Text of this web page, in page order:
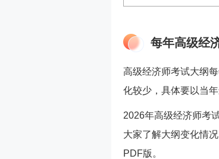
每年高级经
高级经济师考试大纲
化较少，具体要以当
2026年高级经济师考
大家了解大纲变化情
PDF版。